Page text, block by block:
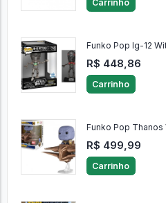
Carrinho
Funko Pop Ig-12
R$ 448,86
Carrinho
Funko Pop Thanos
R$ 499,99
Carrinho